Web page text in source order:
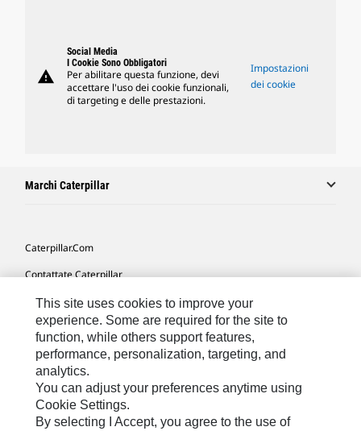
warning
Social Media
I Cookie Sono Obbligatori
Per abilitare questa funzione, devi
accettare l'uso dei cookie funzionali,
di targeting e delle prestazioni.
Impostazioni
dei cookie
Marchi Caterpillar
Caterpillar.com
Contattate Caterpillar
Le Mie Preferenze Di Marketing
Mappa Del Sito
Cookie Settings
Informazioni Legali
Tutela Della Privacy
This site uses cookies to improve your
experience. Some are required for the site to
function, while others support features,
performance, personalization, targeting, and
analytics.
You can adjust your preferences anytime using
Cookie Settings.
By selecting I Accept, you agree to the use of